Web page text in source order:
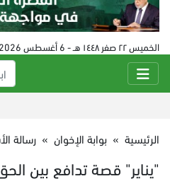
الخميس ٢٢ صفر ١٤٤٨ هـ - 6 أغسطس 2026 م - الساعة 11:21 م
الرئيسية » بوابة الإخوان » رسالة
"يناير" قصة تدافع بين